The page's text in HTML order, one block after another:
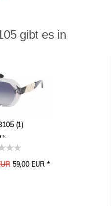
gibt es in
(1)
59,00 EUR *